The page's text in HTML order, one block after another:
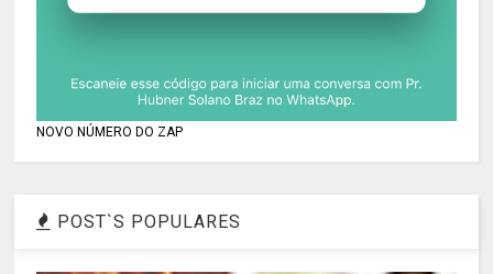
NOVO NÚMERO DO ZAP
POST`S POPULARES